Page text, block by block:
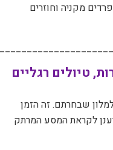
מקניה וחוזרים
טיולים רגליים
שבחרתם. זה הזמן
לקראת המסע המרתק